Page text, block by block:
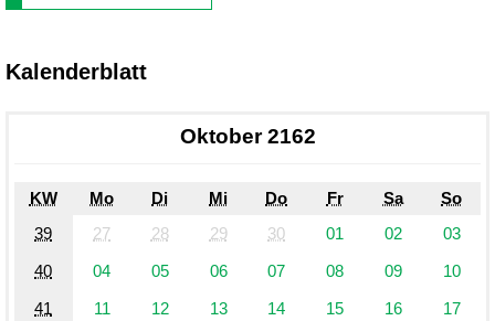
Kalenderblatt
Oktober 2162
KW Mo Di Mi Do Fr Sa
So
39
27 28 29 30 01 02
03
40
04 05 06 07 08 09
10
41
11 12 13 14 15 16
17